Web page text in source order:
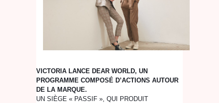
VICTORIA LANCE DEAR WORLD, UN
PROGRAMME COMPOSÉ D’ACTIONS AUTOUR
DE LA MARQUE.
UN SIÈGE « PASSIF », QUI PRODUIT